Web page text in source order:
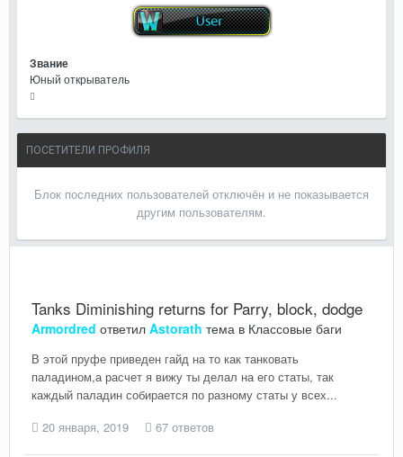
Звание
Юный открыватель
ПОСЕТИТЕЛИ ПРОФИЛЯ
Блок последних пользователей отключён и не показывается
другим пользователям.
Tanks Diminishing returns for Parry, block, dodge
Armordred ответил Astorath тема в Классовые баги
В этой пруфе приведен гайд на то как танковать
паладином,а расчет я вижу ты делал на его статы, так
каждый паладин собирается по разному статы у всех...
20 января, 2019
67 ответов